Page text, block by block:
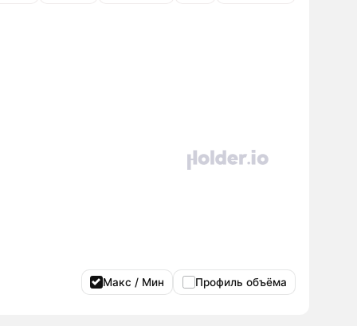
Макс / Мин Профиль объёма